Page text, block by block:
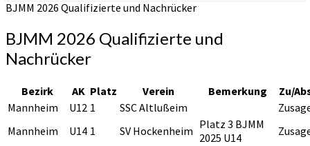
BJMM 2026 Qualifizierte und Nachrücker
BJMM 2026 Qualifizierte und
Nachrücker
Bezirk AK Platz Verein Bemerkung
Zu/
Mannheim
U12 1 SSC Altlußeim
Mannheim
U14 1 SV Hockenheim Platz 3 BJMM
2025 U14